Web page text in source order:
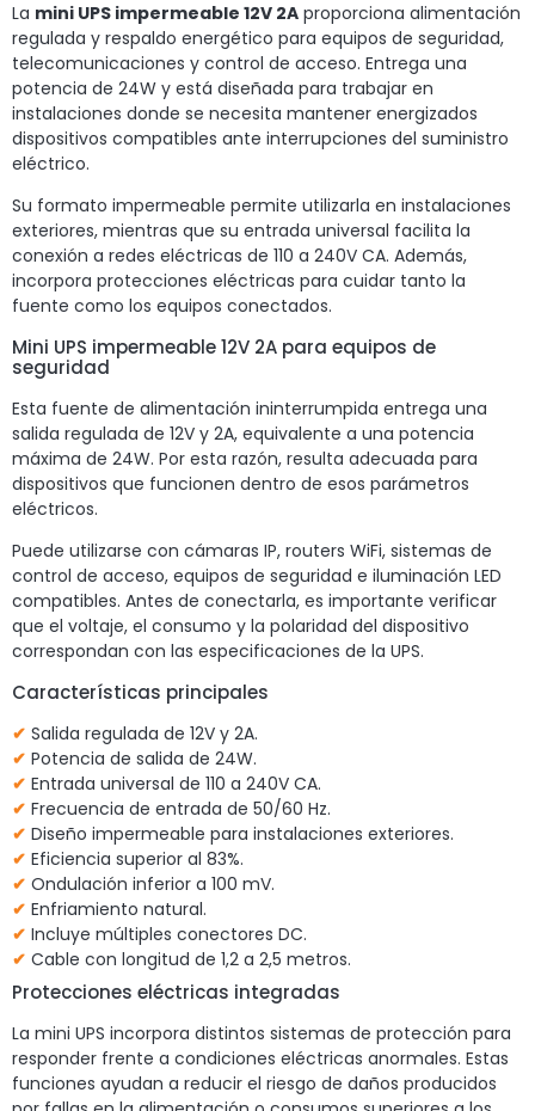
La mini UPS impermeable 12V 2A proporciona alimentación
regulada y respaldo energético para equipos de seguridad,
telecomunicaciones y control de acceso. Entrega una
potencia de 24W y está diseñada para trabajar en
instalaciones donde se necesita mantener energizados
dispositivos compatibles ante interrupciones del suministro
eléctrico.
Su formato impermeable permite utilizarla en instalaciones
exteriores, mientras que su entrada universal facilita la
conexión a redes eléctricas de 110 a 240V CA. Además,
incorpora protecciones eléctricas para cuidar tanto la
fuente como los equipos conectados.
Mini UPS impermeable 12V 2A para equipos de
seguridad
Esta fuente de alimentación ininterrumpida entrega una
salida regulada de 12V y 2A, equivalente a una potencia
máxima de 24W. Por esta razón, resulta adecuada para
dispositivos que funcionen dentro de esos parámetros
eléctricos.
Puede utilizarse con cámaras IP, routers WiFi, sistemas de
control de acceso, equipos de seguridad e iluminación LED
compatibles. Antes de conectarla, es importante verificar
que el voltaje, el consumo y la polaridad del dispositivo
correspondan con las especificaciones de la UPS.
Características principales
✔ Salida regulada de 12V y 2A.
✔ Potencia de salida de 24W.
✔ Entrada universal de 110 a 240V CA.
✔ Frecuencia de entrada de 50/60 Hz.
✔ Diseño impermeable para instalaciones exteriores.
✔ Eficiencia superior al 83%.
✔ Ondulación inferior a 100 mV.
✔ Enfriamiento natural.
✔ Incluye múltiples conectores DC.
✔ Cable con longitud de 1,2 a 2,5 metros.
Protecciones eléctricas integradas
La mini UPS incorpora distintos sistemas de protección para
responder frente a condiciones eléctricas anormales. Estas
funciones ayudan a reducir el riesgo de daños producidos